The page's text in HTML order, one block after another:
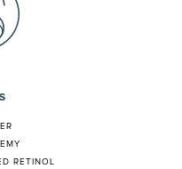
RETINOL